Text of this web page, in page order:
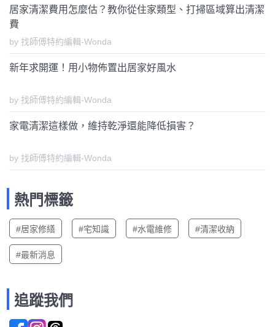
居家清潔費用怎麼估？教你從住家類型、打掃區域算出清潔
費
by 找師傅特約編輯-Wonda
新年求開運！用小物佈置出居家好風水
by 找師傅特約編輯-Wonda
家電清潔這樣做，維持乾淨還能降低損害？
by 找師傅特約編輯-Wonda
熱門標籤
#居家修繕 #宅知識 #水電維修 #清潔收納
#最新消息
追蹤我們